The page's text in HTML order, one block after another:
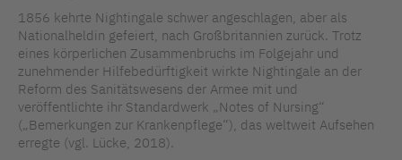
1856 kehrte Nightingale schwer angeschlagen, aber als
Nationalheldin gefeiert, nach Großbritannien zurück. Trotz
eines körperlichen Zusammenbruchs im Folgejahr und
zunehmender Hilfebedürftigkeit wirkte Nightingale an der
Reform des Sanitätswesens der Armee mit und
veröffentlichte ihr Standardwerk „Notes of Nursing“
(„Bemerkungen zur Krankenpflege“), das weltweit Aufsehen
erregte (vgl. Lücke, 2018).